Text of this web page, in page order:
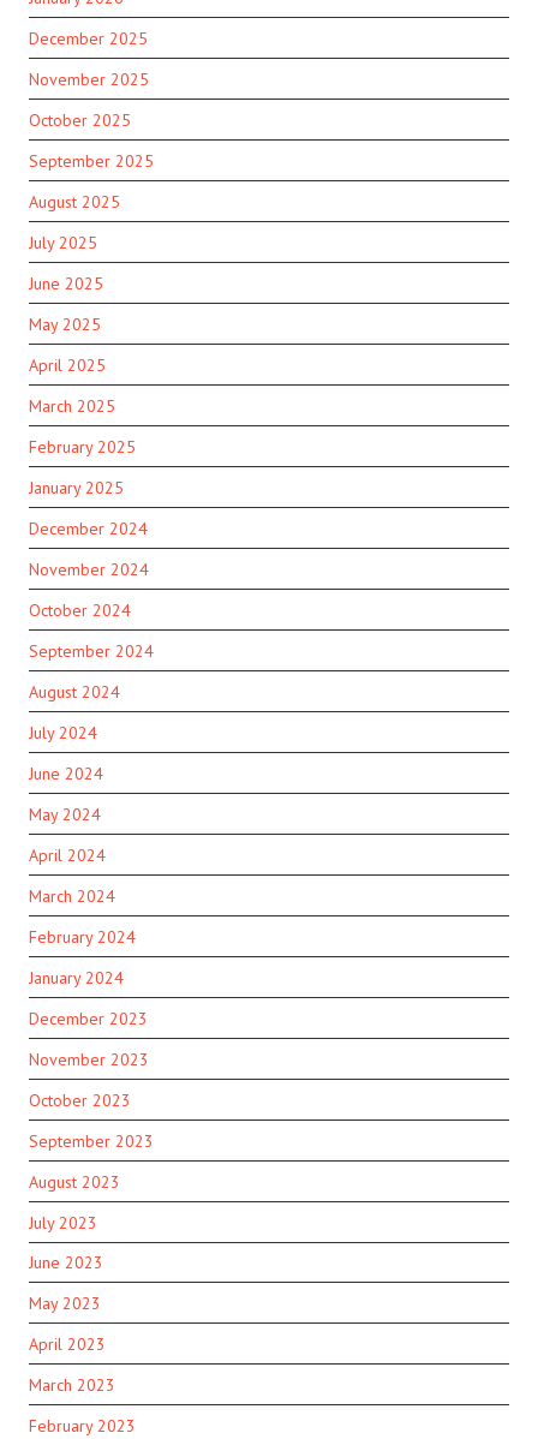
December 2025
November 2025
October 2025
September 2025
August 2025
July 2025
June 2025
May 2025
April 2025
March 2025
February 2025
January 2025
December 2024
November 2024
October 2024
September 2024
August 2024
July 2024
June 2024
May 2024
April 2024
March 2024
February 2024
January 2024
December 2023
November 2023
October 2023
September 2023
August 2023
July 2023
June 2023
May 2023
April 2023
March 2023
February 2023